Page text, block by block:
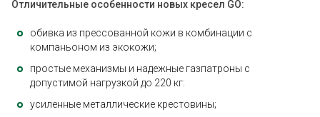
Отличительные особенности новых кресел GO:
обивка из прессованной кожи в комбинации с
компаньоном из экокожи;
простые механизмы и надежные газпатроны с
допустимой нагрузкой до 220 кг:
усиленные металлические крестовины;